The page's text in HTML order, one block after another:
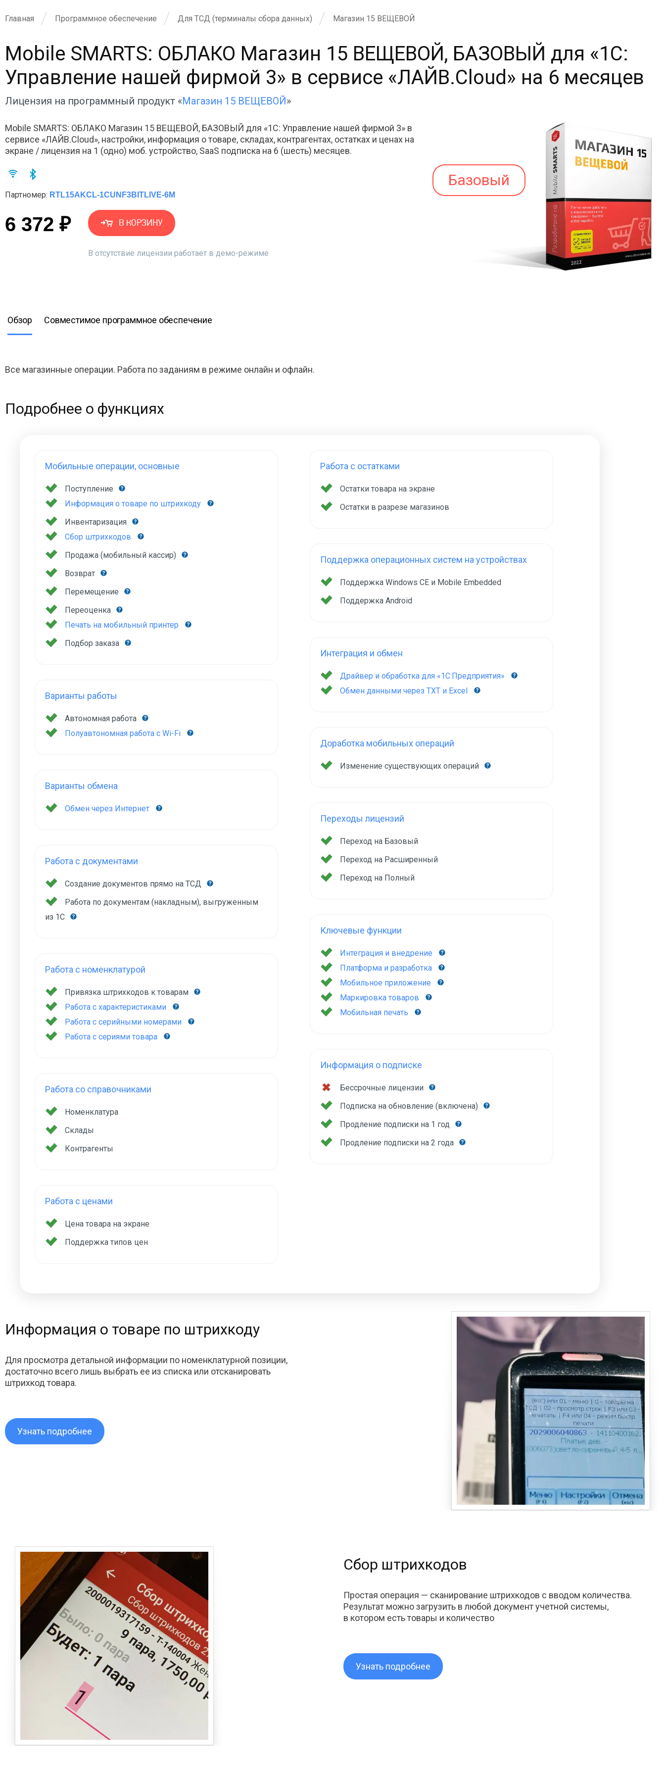
Главная Программное обеспечение Для ТСД (терминалы сбора данных) Магазин 15 ВЕЩЕВОЙ
Mobile SMARTS: ОБЛАКО Магазин 15 ВЕЩЕВОЙ, БАЗОВЫЙ для «1С:
Управление нашей фирмой 3» в сервисе «ЛАЙВ.Cloud» на 6 месяцев
Лицензия на программный продукт «Магазин 15 ВЕЩЕВОЙ»
Базовый
Mobile SMARTS: ОБЛАКО Магазин 15 ВЕЩЕВОЙ, БАЗОВЫЙ для «1С: Управление нашей фирмой 3» в
сервисе «ЛАЙВ.Cloud», настройки, информация о товаре, складах, контрагентах, остатках и ценах на
экране / лицензия на 1 (одно) моб. устройство, SaaS подписка на 6 (шесть) месяцев.
Партномер: RTL15AKCL-1CUNF3BITLIVE-6M
6 372 ₽ В КОРЗИНУ
В отсутствие лицензии работает в демо-режиме
Обзор Совместимое программное обеспечение
Все магазинные операции. Работа по заданиям в режиме онлайн и офлайн.
Подробнее о функциях
Мобильные операции, основные
Поступление
Информация о товаре по штрихкоду
Инвентаризация
Сбор штрихкодов
Продажа (мобильный кассир)
Возврат
Перемещение
Переоценка
Печать на мобильный принтер
Подбор заказа
Варианты работы
Автономная работа
Полуавтономная работа с Wi-Fi
Варианты обмена
Обмен через Интернет
Работа с документами
Создание документов прямо на ТСД
Работа по документам (накладным), выгруженным
из 1С
Работа с номенклатурой
Привязка штрихкодов к товарам
Работа с характеристиками
Работа с серийными номерами
Работа с сериями товара
Работа со справочниками
Номенклатура
Склады
Контрагенты
Работа с ценами
Цена товара на экране
Поддержка типов цен
Работа с остатками
Остатки товара на экране
Остатки в разрезе магазинов
Поддержка операционных систем на устройствах
Поддержка Windows CE и Mobile Embedded
Поддержка Android
Интеграция и обмен
Драйвер и обработка для «1С:Предприятия»
Обмен данными через TXT и Excel
Доработка мобильных операций
Изменение существующих операций
Переходы лицензий
Переход на Базовый
Переход на Расширенный
Переход на Полный
Ключевые функции
Интеграция и внедрение
Платформа и разработка
Мобильное приложение
Маркировка товаров
Мобильная печать
Информация о подписке
Бессрочные лицензии
Подписка на обновление (включена)
Продление подписки на 1 год
Продление подписки на 2 года
Информация о товаре по штрихкоду
Для просмотра детальной информации по номенклатурной позиции,
достаточно всего лишь выбрать ее из списка или отсканировать
штрихкод товара.
Узнать подробнее
Сбор штрихкодов
Простая операция — сканирование штрихкодов с вводом количества.
Результат можно загрузить в любой документ учетной системы,
в котором есть товары и количество
Узнать подробнее